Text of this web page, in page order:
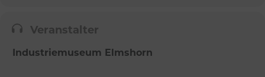
Veranstalter
Industriemuseum Elmshorn